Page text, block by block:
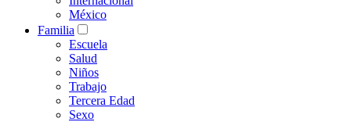
México
Familia
Escuela
Salud
Niños
Trabajo
Tercera Edad
Sexo